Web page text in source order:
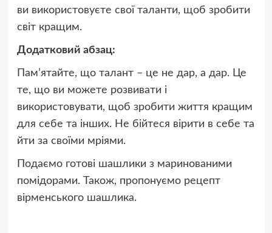
ви використовуєте свої таланти, щоб зробити
світ кращим.
Додатковий абзац:
Пам’ятайте, що талант – це не дар, а дар. Це
те, що ви можете розвивати і
використовувати, щоб зробити життя кращим
для себе та інших. Не бійтеся вірити в себе та
йти за своїми мріями.
Подаємо готові шашлики з маринованими
помідорами. Також, пропонуємо рецепт
вірменського шашлика.